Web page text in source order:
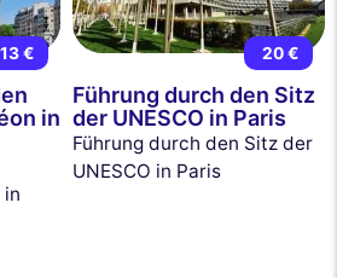
13 €
in
in
20 €
Führung durch den Sitz
der UNESCO in Paris
Führung durch den Sitz der
UNESCO in Paris